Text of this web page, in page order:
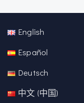
English
Español
Deutsch
中文 (中国)